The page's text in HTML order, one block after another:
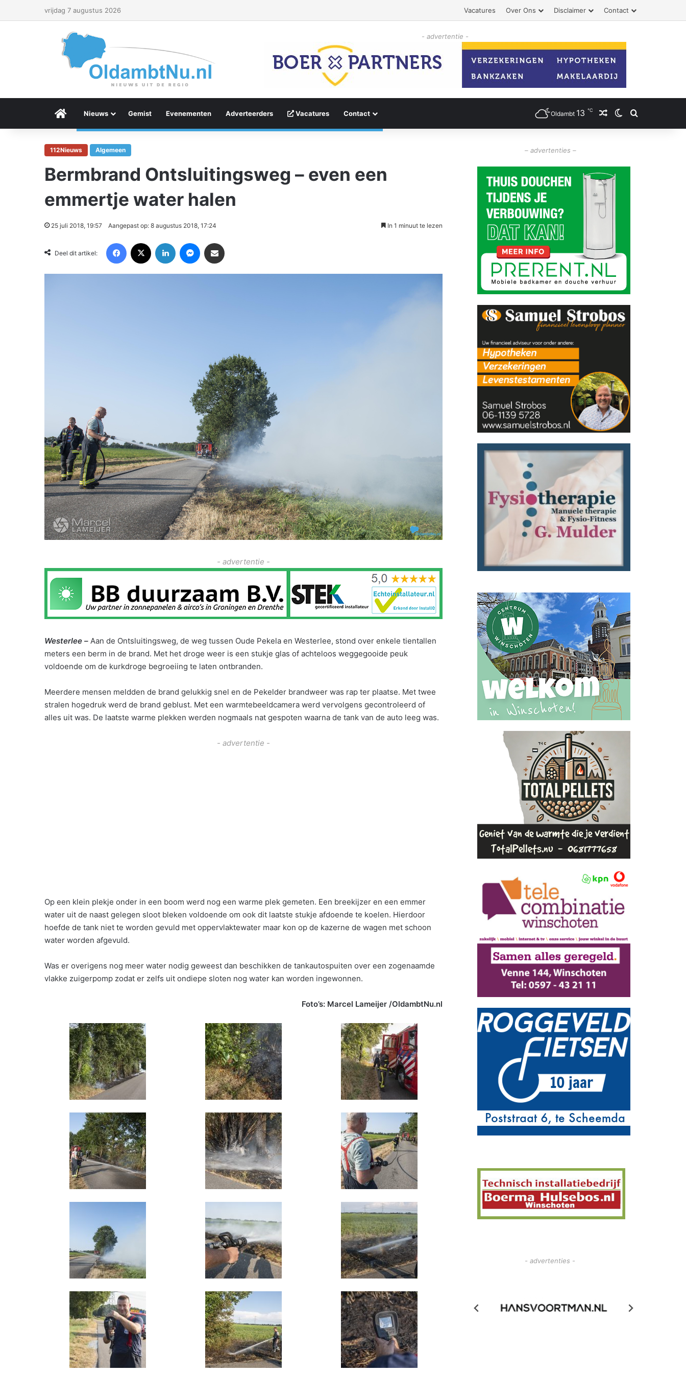
vrijdag 7 augustus 2026 Vacatures Over Ons Disclaimer Contact
- advertentie -
Menu Item
Nieuws Gemist Evenementen Adverteerders Vacatures Contact Oldambt 13 ℃ Willekeurig artikel
Switch skin
Zoeken
112Nieuws Algemeen
Bermbrand Ontsluitingsweg – even een
emmertje water halen
25 juli 2018, 19:57 Aangepast op: 8 augustus 2018, 17:24 In 1 minuut te lezen
Deel dit artikel:
- advertentie -
Westerlee – Aan de Ontsluitingsweg, de weg tussen Oude Pekela en Westerlee, stond over enkele tientallen
meters een berm in de brand. Met het droge weer is een stukje glas of achteloos weggegooide peuk
voldoende om de kurkdroge begroeiing te laten ontbranden.
Meerdere mensen meldden de brand gelukkig snel en de Pekelder brandweer was rap ter plaatse. Met twee
stralen hogedruk werd de brand geblust. Met een warmtebeeldcamera werd vervolgens gecontroleerd of
alles uit was. De laatste warme plekken werden nogmaals nat gespoten waarna de tank van de auto leeg was.
- advertentie -
Op een klein plekje onder in een boom werd nog een warme plek gemeten. Een breekijzer en een emmer
water uit de naast gelegen sloot bleken voldoende om ook dit laatste stukje afdoende te koelen. Hierdoor
hoefde de tank niet te worden gevuld met oppervlaktewater maar kon op de kazerne de wagen met schoon
water worden afgevuld.
Was er overigens nog meer water nodig geweest dan beschikken de tankautospuiten over een zogenaamde
vlakke zuigerpomp zodat er zelfs uit ondiepe sloten nog water kan worden ingewonnen.
Foto’s: Marcel Lameijer /OldambtNu.nl
– advertenties –
- advertenties -